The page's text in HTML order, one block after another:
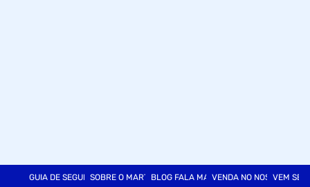
GUIA DE SEGURANÇASOBRE O MARTINSBLOG FALA MARTVENDA NO NOSSO SITE
VEM SER